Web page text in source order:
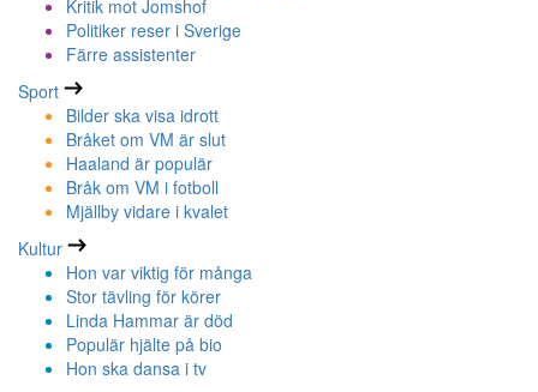
Kritik mot Jomshof
Politiker reser i Sverige
Färre assistenter
Sport
Bilder ska visa idrott
Bråket om VM är slut
Haaland är populär
Bråk om VM i fotboll
Mjällby vidare i kvalet
Kultur
Hon var viktig för många
Stor tävling för körer
Linda Hammar är död
Populär hjälte på bio
Hon ska dansa i tv